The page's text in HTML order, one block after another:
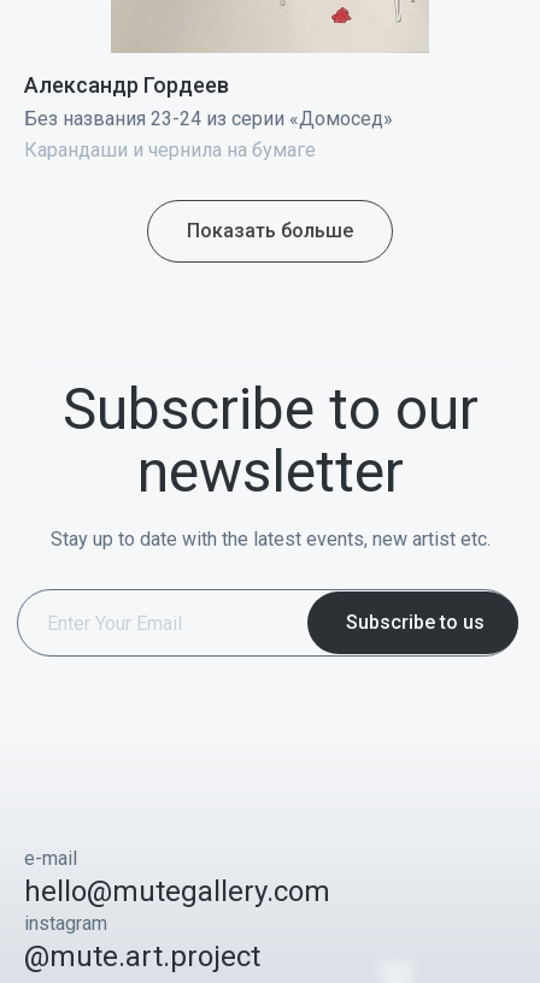
Александр Гордеев
Без названия 23-24 из серии «Домосед»
Карандаши и чернила на бумаге
Показать больше
Subscribe to our
newsletter
Stay up to date with the latest events, new artist etc.
e-mail
hello@mutegallery.com
instagram
@mute.art.project